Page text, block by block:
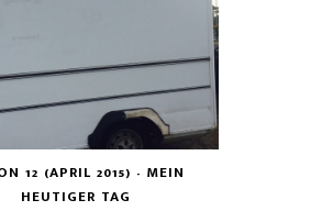
12 (APRIL 2015) - MEIN
HEUTIGER TAG